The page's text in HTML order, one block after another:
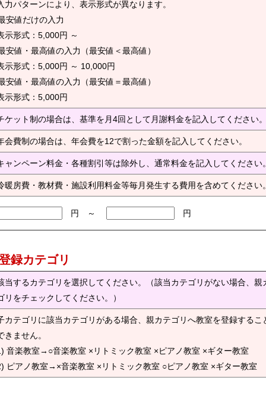
力パターンにより、表示形式が異なります。
安値だけの入力
形式：5,000円 ～
安値・最高値の入力（最安値＜最高値）
形式：5,000円 ～ 10,000円
安値・最高値の入力（最安値＝最高値）
示形式：5,000円
ケット制の場合は、基準を月4回として月謝料金を記入してください
会費制の場合は、年会費を12で割った金額を記入してください。
ャンペーン料金・各種割引等は除外し、通常料金を記入してください
暖房費・教材費・施設利用料金等毎月発生する費用を含めてください
円 ～ 円
録カテゴリ
当するカテゴリを選択してください。（該当カテゴリがない場合、親
リをチェックしてください。）
カテゴリに該当カテゴリがある場合、親カテゴリへ教室を登録するこ
きません。
音楽教室→○音楽教室 ×リトミック教室 ×ピアノ教室 ×ギター教室
ピアノ教室→×音楽教室 ×リトミック教室 ○ピアノ教室 ×ギター教室